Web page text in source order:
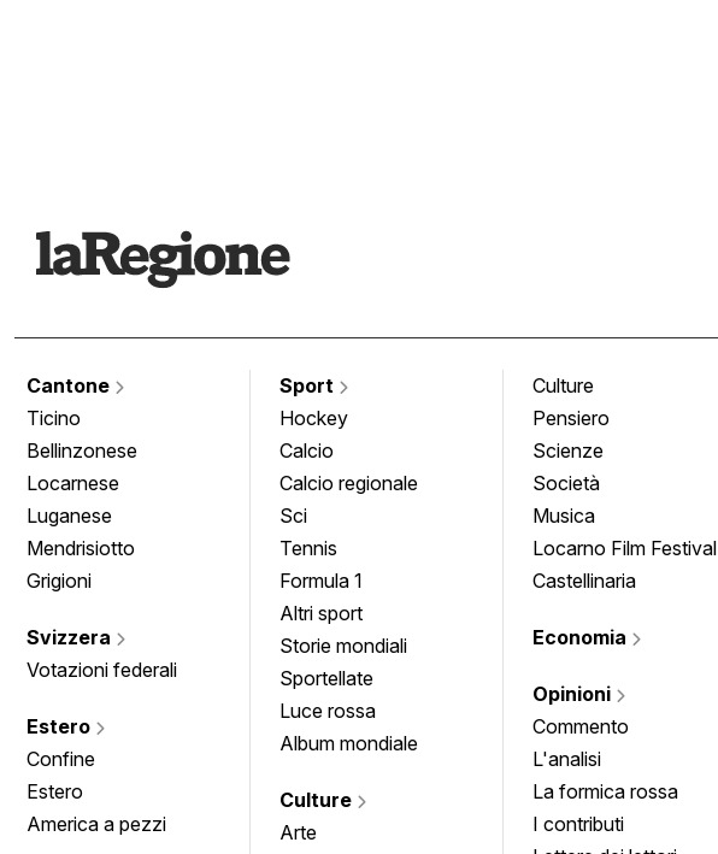
Cantone
Ticino
Bellinzonese
Locarnese
Luganese
Mendrisiotto
Grigioni
Svizzera
Votazioni federali
Estero
Confine
Estero
America a pezzi
Sport
Hockey
Calcio
Calcio regionale
Sci
Tennis
Formula 1
Altri sport
Storie mondiali
Sportellate
Luce rossa
Album mondiale
Culture
Arte
Culture
Pensiero
Scienze
Società
Musica
Locarno Film Festival
Castellinaria
Economia
Opinioni
Commento
L'analisi
La formica rossa
I contributi